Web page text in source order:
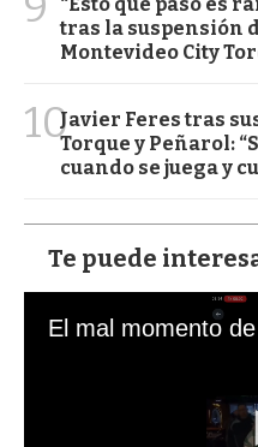
tras la suspensión
Montevideo City
10Javier Feres tras
Torque y Peñarol:
cuando se juega y
Te puede